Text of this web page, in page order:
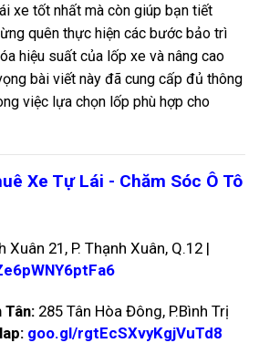
xe tốt nhất mà còn giúp bạn tiết
quên thực hiện các bước bảo trì
hiệu suất của lốp xe và nâng cao
bài viết này đã cung cấp đủ thông
việc lựa chọn lốp phù hợp cho
Xe Tự Lái - Chăm Sóc Ô Tô
Xuân 21, P. Thạnh Xuân, Q.12 |
Tân: 285 Tân Hòa Đông, P.Bình Trị
goo.gl/rgtEcSXvyKgjVuTd8